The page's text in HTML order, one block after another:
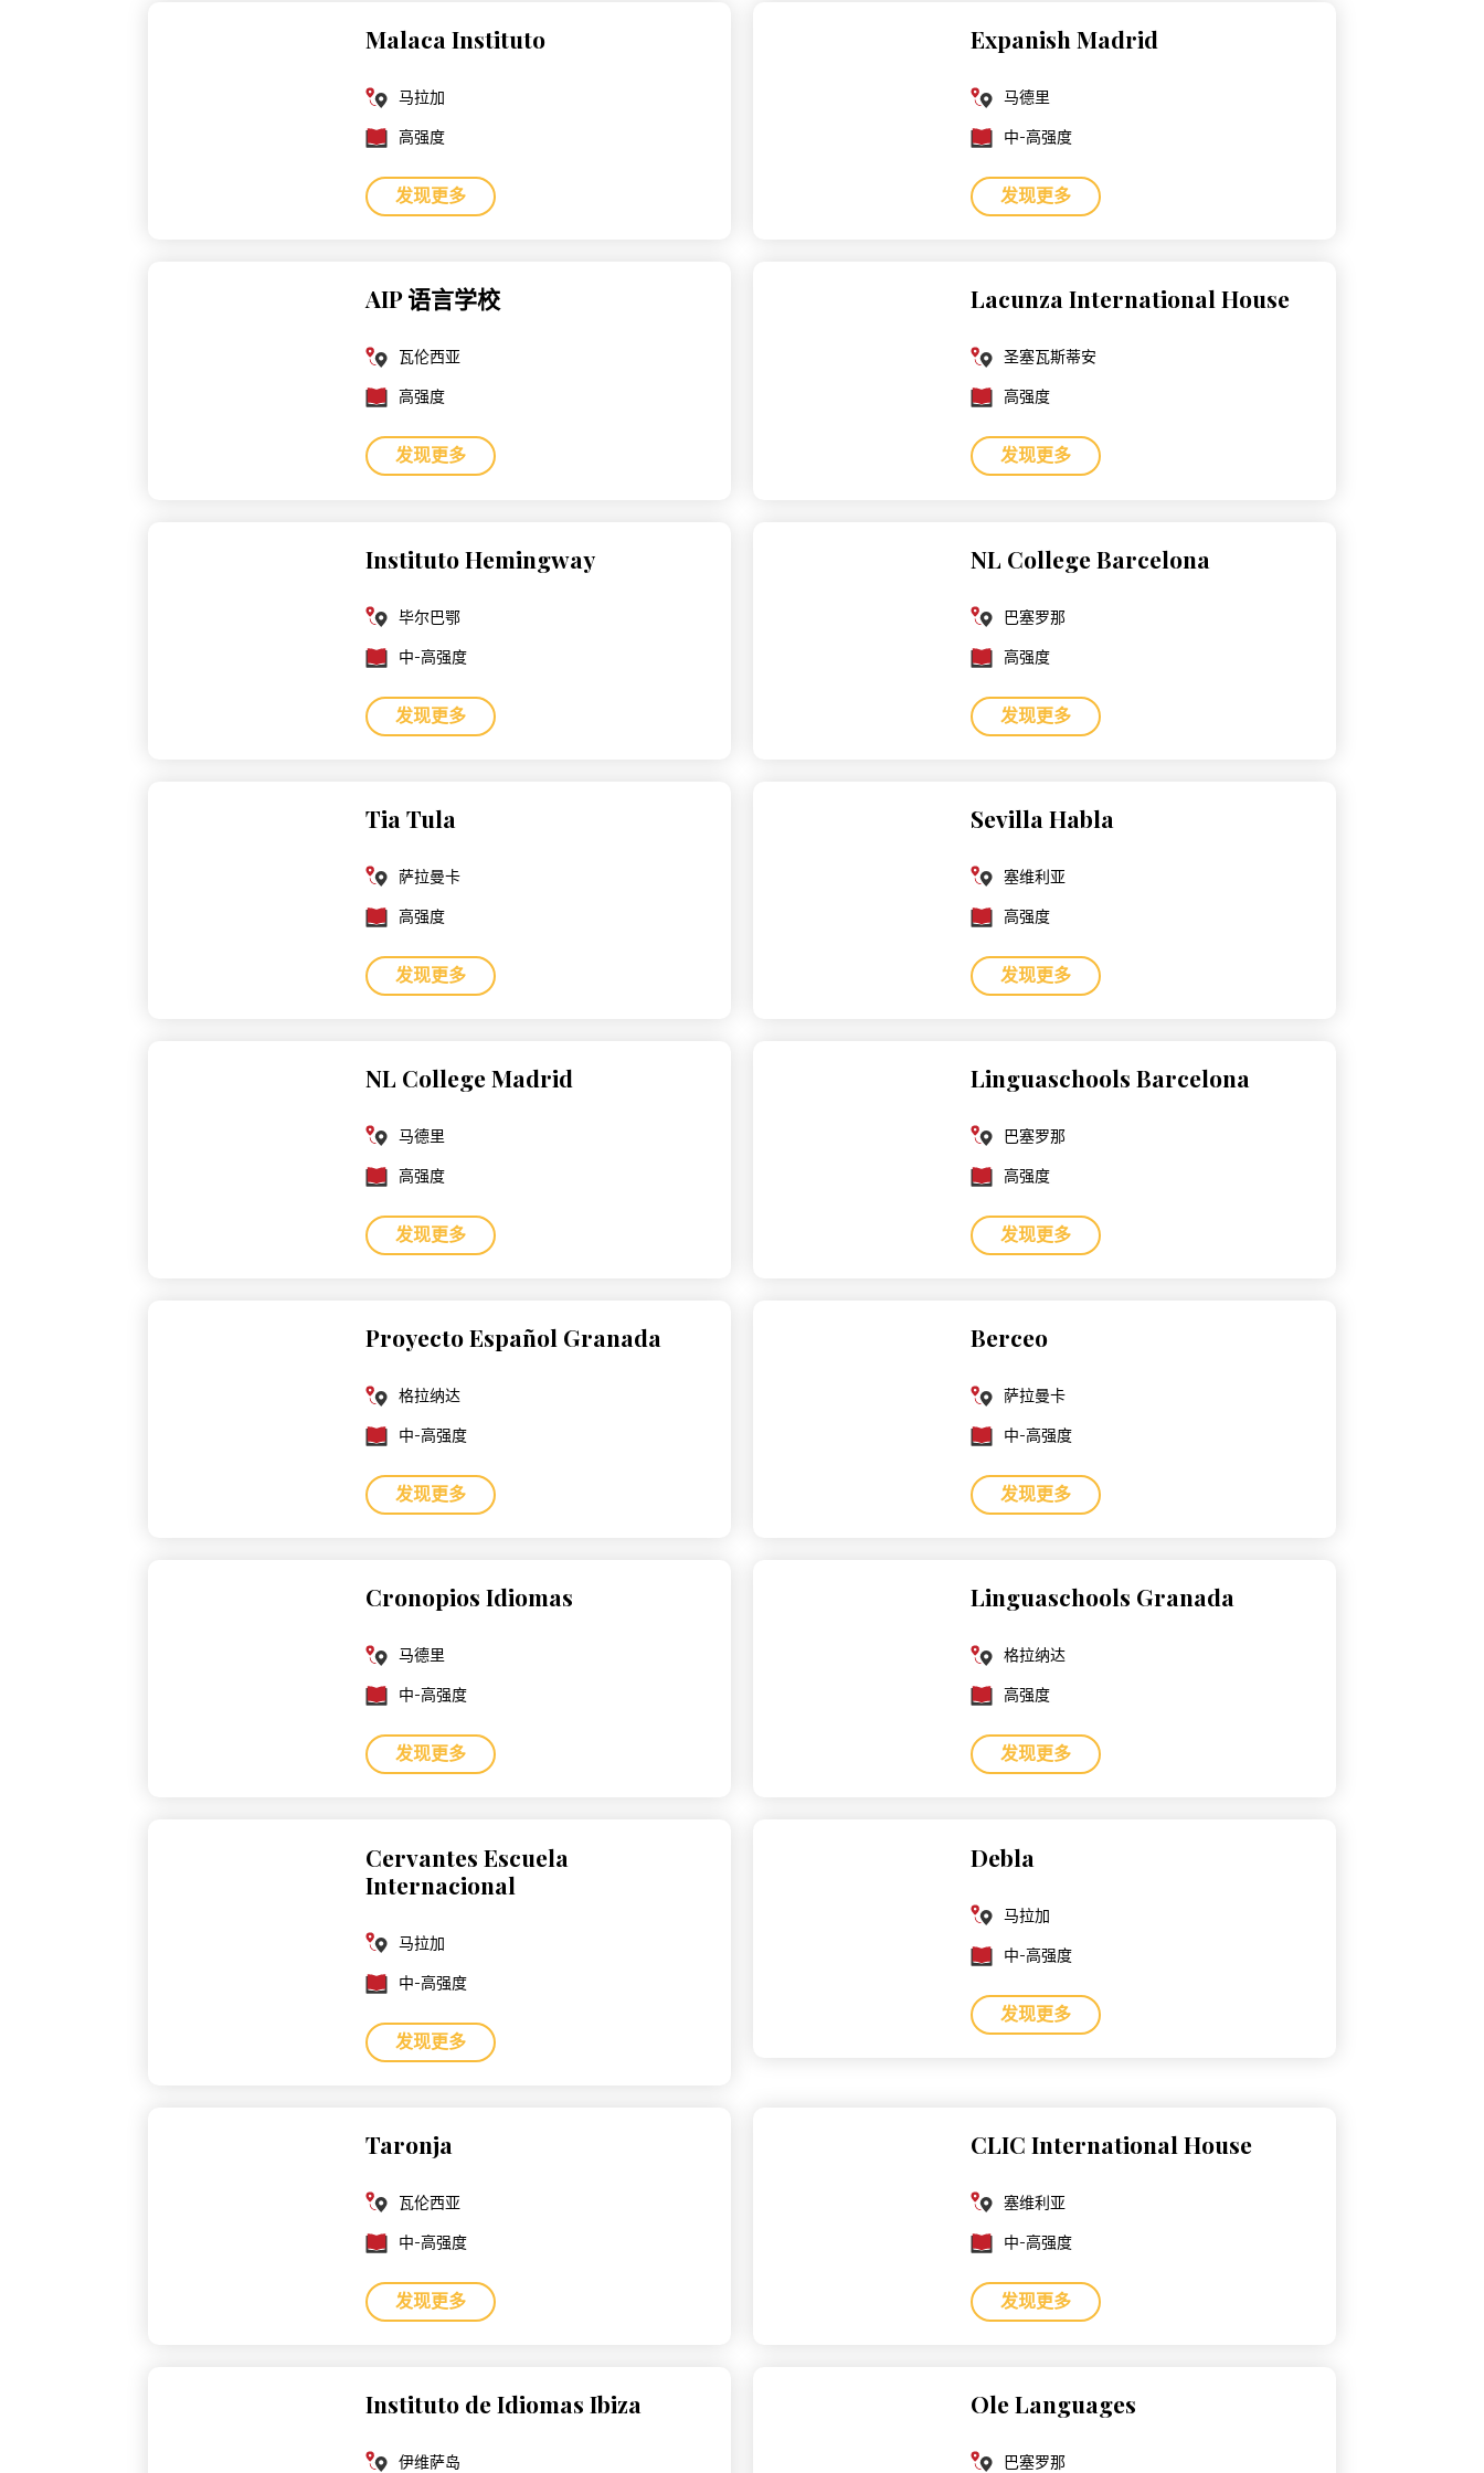
Malaca Instituto
马拉加
高强度
发现更多
Expanish Madrid
马德里
中-高强度
发现更多
AIP 语言学校
瓦伦西亚
高强度
发现更多
Lacunza International House
圣塞瓦斯蒂安
高强度
发现更多
Instituto Hemingway
毕尔巴鄂
中-高强度
发现更多
NL College Barcelona
巴塞罗那
高强度
发现更多
Tia Tula
萨拉曼卡
高强度
发现更多
Sevilla Habla
塞维利亚
高强度
发现更多
NL College Madrid
马德里
高强度
发现更多
Linguaschools Barcelona
巴塞罗那
高强度
发现更多
Proyecto Español Granada
格拉纳达
中-高强度
发现更多
Berceo
萨拉曼卡
中-高强度
发现更多
Cronopios Idiomas
马德里
中-高强度
发现更多
Linguaschools Granada
格拉纳达
高强度
发现更多
Cervantes Escuela
Internacional
马拉加
中-高强度
发现更多
Debla
马拉加
中-高强度
发现更多
Taronja
瓦伦西亚
中-高强度
发现更多
CLIC International House
塞维利亚
中-高强度
发现更多
Instituto de Idiomas Ibiza
伊维萨岛
Ole Languages
巴塞罗那